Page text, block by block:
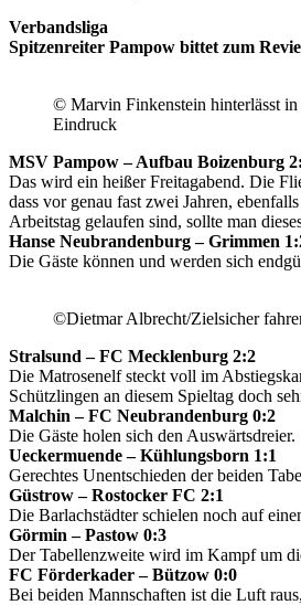
Verbandsliga
Spitzenreiter Pampow bittet zum
© Marvin Finkenstein hinterlässt in
Eindruck
MSV Pampow – Aufbau Boizenburg
Das wird ein heißer Freitagabend. Die
dass vor genau fast zwei Jahren,
Arbeitstag gelaufen sind, sollte man
Hanse Neubrandenburg – Grimmen
Die Gäste können und werden sich
©Dietmar Albrecht/Zielsicher
Stralsund – FC Mecklenburg 2:2
Die Matrosenelf steckt voll im
Schützlingen an diesem Spieltag doch
Malchin – FC Neubrandenburg 0:2
Die Gäste holen sich den Auswärtsdreier.
Ueckermuende – Kühlungsborn 1:1
Gerechtes Unentschieden der beiden
Güstrow – Rostocker FC 2:1
Die Barlachstädter schielen noch auf
Görmin – Pastow 0:3
Der Tabellenzweite wird im Kampf um
FC Förderkader – Bützow 0:0
Bei beiden Mannschaften ist die Luft